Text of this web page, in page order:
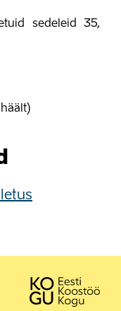
sedeleid 35,